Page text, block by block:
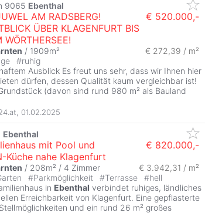
9065 Ebenthal
AM RADSBERG!
ÜBER KLAGENFURT BIS
€ 520.000,-
/ 1909m²
€ 272,39 / m²
#ruhig
Ausblick Es freut uns sehr, dass wir Ihnen hier
dürfen, dessen Qualität kaum vergleichbar ist!
(davon sind rund 980 m² als Bauland
01.02.2025
Ebenthal
mit Pool und
Küche nahe Klagenfurt
€ 820.000,-
/ 208m² / 4 Zimmer
€ 3.942,31 / m²
#Parkmöglichkeit #Terrasse #hell
in Ebenthal verbindet ruhiges, ländliches
Erreichbarkeit von Klagenfurt. Eine gepflasterte
und ein rund 26 m² großes